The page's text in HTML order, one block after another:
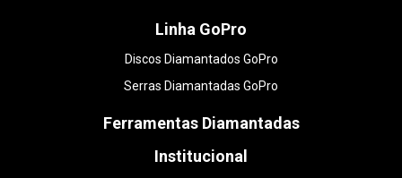
Linha GoPro
Discos Diamantados GoPro
Serras Diamantadas GoPro
Ferramentas Diamantadas
Institucional